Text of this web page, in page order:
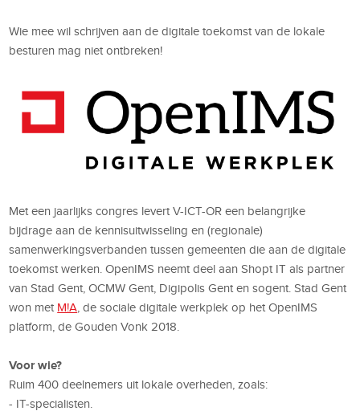
Wie mee wil schrijven aan de digitale toekomst van de lokale
besturen mag niet ontbreken!
Met een jaarlijks congres levert V-ICT-OR een belangrijke
bijdrage aan de kennisuitwisseling en (regionale)
samenwerkingsverbanden tussen gemeenten die aan de digitale
toekomst werken. OpenIMS neemt deel aan Shopt IT als partner
van Stad Gent, OCMW Gent, Digipolis Gent en sogent. Stad Gent
won met M!A , de sociale digitale werkplek op het OpenIMS
platform, de Gouden Vonk 2018.
Voor wie?
Ruim 400 deelnemers uit lokale overheden, zoals:
- IT-specialisten.